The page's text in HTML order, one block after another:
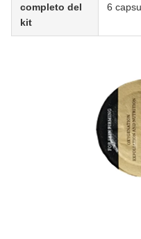
completo del
kit
6